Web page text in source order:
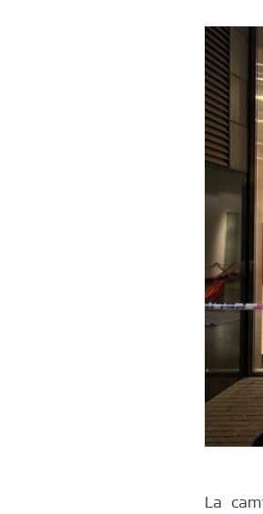
La